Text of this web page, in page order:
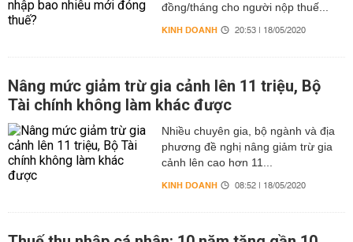
đồng/tháng cho người nộp thuế...
KINH DOANH 20:53 | 18/05/2020
Nâng mức giảm trừ gia cảnh lên 11 triệu, Bộ
Tài chính không làm khác được
Nhiều chuyên gia, bộ ngành và địa
phương đề nghị nâng giảm trừ gia
cảnh lên cao hơn 11...
KINH DOANH 08:52 | 18/05/2020